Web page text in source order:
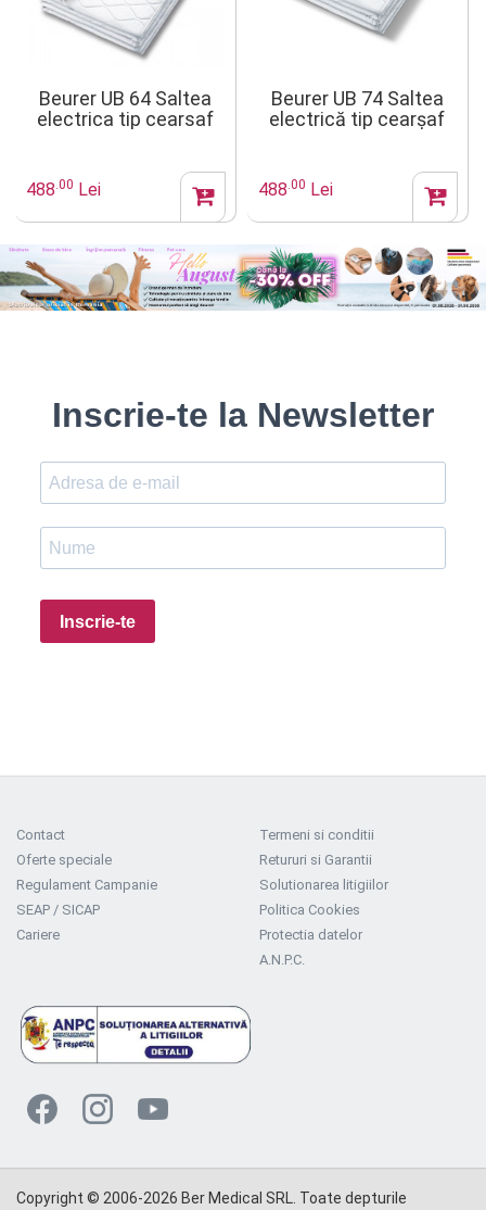
Beurer UB 64 Saltea
electrica tip cearsaf
488.00 Lei
Beurer UB 74 Saltea
electrică tip cearșaf
488.00 Lei
Inscrie-te la Newsletter
Inscrie-te
Contact
Oferte speciale
Regulament Campanie
SEAP / SICAP
Cariere
Termeni si conditii
Retururi si Garantii
Solutionarea litigiilor
Politica Cookies
Protectia datelor
A.N.P.C.
Copyright © 2006-2026 Ber Medical SRL. Toate depturile